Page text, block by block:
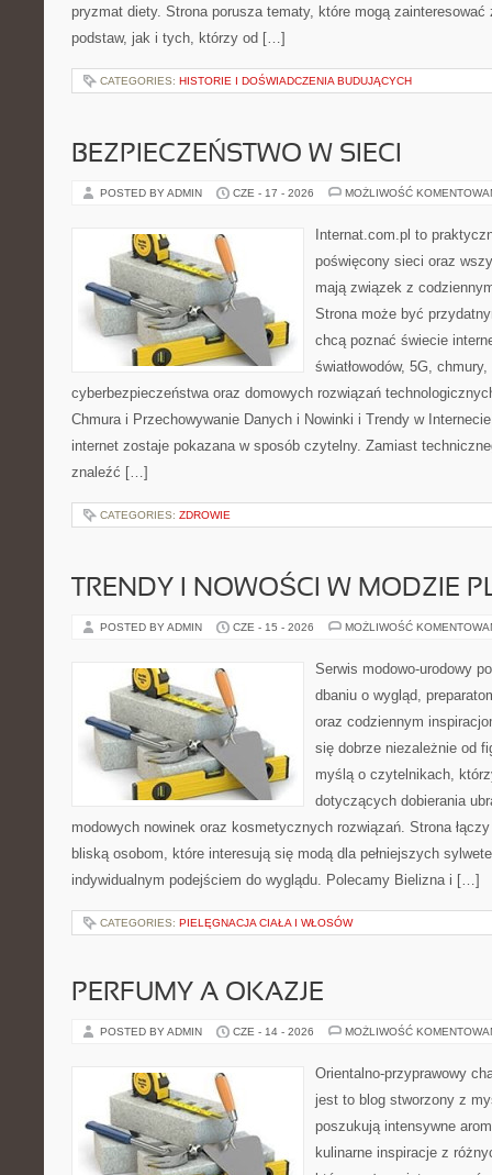
pryzmat diety. Strona porusza tematy, które mogą
podstaw, jak i tych, którzy od […]
CATEGORIES: HISTORIE I DOŚWIADCZENIA BUDUJĄCYCH
BEZPIECZEŃSTWO W SIECI
POSTED BY ADMIN CZE - 17 - 2026 MOŻLIWOŚĆ
Internat.com.pl to
poświęcony sieci oraz
mają związek z
Strona może być
chcą poznać świecie
światłowodów, 5G,
cyberbezpieczeństwa oraz domowych rozwiązań
Chmura i Przechowywanie Danych i Nowinki i Trendy w
internet zostaje pokazana w sposób czytelny. Zamiast
znaleźć […]
CATEGORIES: ZDROWIE
TRENDY I NOWOŚCI W MODZIE
POSTED BY ADMIN CZE - 15 - 2026 MOŻLIWOŚĆ
Serwis modowo-urodowy
dbaniu o wygląd,
oraz codziennym
się dobrze niezależnie od
myślą o czytelnikach,
dotyczących dobierania
modowych nowinek oraz kosmetycznych rozwiązań. Strona
bliską osobom, które interesują się modą dla pełniejszych
indywidualnym podejściem do wyglądu. Polecamy Bielizna i […]
CATEGORIES: PIELĘGNACJA CIAŁA I WŁOSÓW
PERFUMY A OKAZJE
POSTED BY ADMIN CZE - 14 - 2026 MOŻLIWOŚĆ
Orientalno-przyprawowy
jest to blog stworzony z
poszukują intensywne
kulinarne inspiracje z